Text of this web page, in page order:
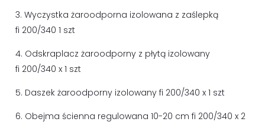
3. Wyczystka żaroodporna izolowana z zaślepką
fi 200/340 1 szt
4. Odskraplacz żaroodporny z płytą izolowany
fi 200/340 x 1 szt
5. Daszek żaroodporny izolowany fi 200/340 x 1 szt
6. Obejma ścienna regulowana 10-20 cm fi 200/340 x 2